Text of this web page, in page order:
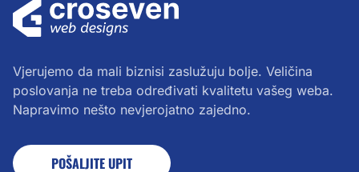
Vjerujemo da mali biznisi zaslužuju bolje. Veličina
poslovanja ne treba određivati kvalitetu vašeg weba.
Napravimo nešto nevjerojatno zajedno.
POŠALJITE UPIT